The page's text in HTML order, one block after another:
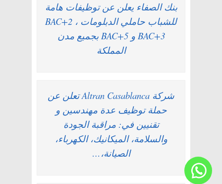
بنك الصفاء يعلن عن توظيفات هامة
للشباب حاملي الدبلومات BAC+2 ،
BAC+3 و BAC+5 بجميع مدن
المملكة
شركة Altran Casablanca تعلن عن
حملة توظيف عدة مهندسين و
تقنيين في: مراقبة الجودة
والسلامة، الميكانيك، الكهرباء،
الصيانة،…